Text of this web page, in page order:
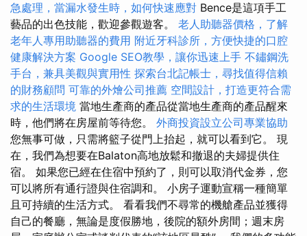
急處理，當漏水發生時，如何快速應對 Bence是這項手工
藝品的出色技能，歡迎參觀遊客。 老人助聽器價格，了解
老年人專用助聽器的費用 附近牙科診所，方便快捷的口腔
健康解決方案 Google SEO教學，讓你迅速上手 不鏽鋼洗
手台，兼具美觀與實用性 探索台北記帳士，尋找值得信賴
的財務顧問 可靠的外燴公司推薦 空間設計，打造更符合需
求的生活環境 當地生產商的產品從當地生產商的產品醒來
時，他們將在房屋前等待您。 外商投資設立公司專業協助
您無事可做，只需將籃子從門上抬起，就可以看到它。 現
在，我們為想要在Balaton高地放鬆和撤退的夫婦提供住
宿。 如果您已經在住宿中預約了，則可以取消代金券，您
可以將所有通行證與住宿調和。 小房子運動宣稱一種簡單
且可持續的生活方式。 看看我們不尋常的機艙產品並獲得
自己的餐廳，無論是度假勝地，後院的額外房間；週末房